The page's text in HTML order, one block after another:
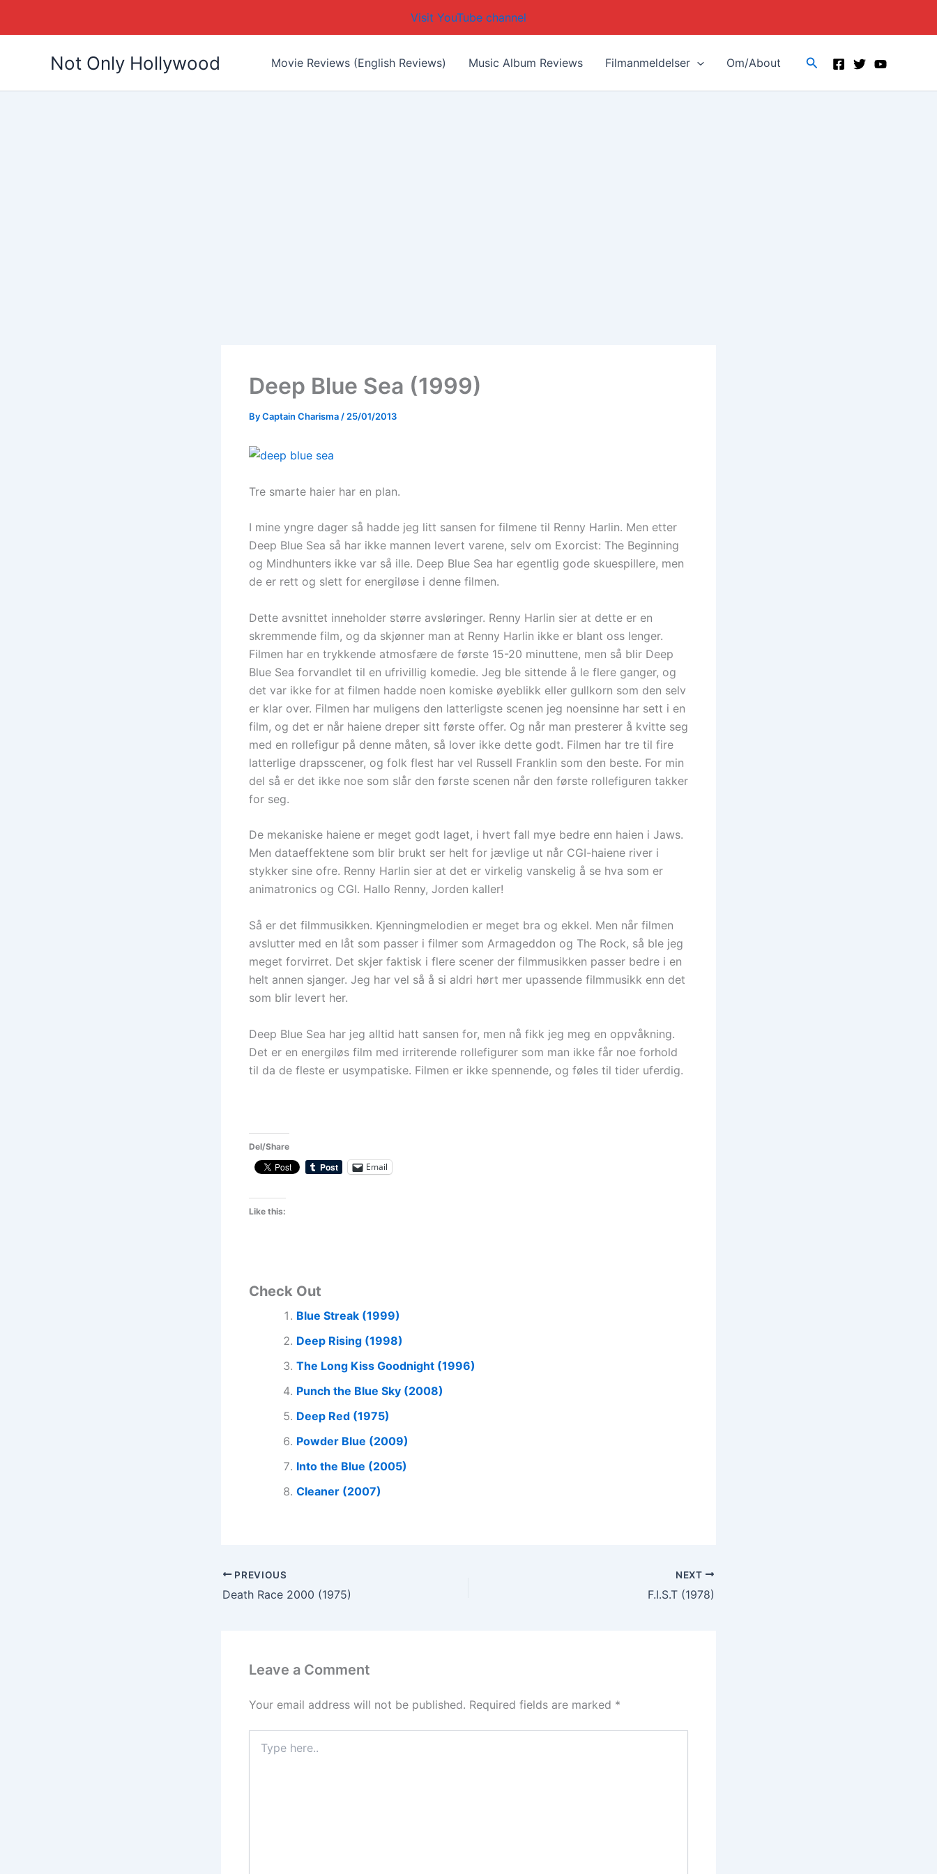
Visit YouTube channel
Not Only Hollywood Movie Reviews (English Reviews) Music Album Reviews Filmanmeldelser Om/About Search
Deep Blue Sea (1999)
ByCaptain Charisma/25/01/2013
Tre smarte haier har en plan.
I mine yngre dager så hadde jeg litt sansen for filmene til Renny Harlin. Men etter
Deep Blue Sea så har ikke mannen levert varene, selv om Exorcist: The Beginning
og Mindhunters ikke var så ille. Deep Blue Sea har egentlig gode skuespillere, men
de er rett og slett for energiløse i denne filmen.
Dette avsnittet inneholder større avsløringer. Renny Harlin sier at dette er en
skremmende film, og da skjønner man at Renny Harlin ikke er blant oss lenger.
Filmen har en trykkende atmosfære de første 15-20 minuttene, men så blir Deep
Blue Sea forvandlet til en ufrivillig komedie. Jeg ble sittende å le flere ganger, og
det var ikke for at filmen hadde noen komiske øyeblikk eller gullkorn som den selv
er klar over. Filmen har muligens den latterligste scenen jeg noensinne har sett i en
film, og det er når haiene dreper sitt første offer. Og når man presterer å kvitte seg
med en rollefigur på denne måten, så lover ikke dette godt. Filmen har tre til fire
latterlige drapsscener, og folk flest har vel Russell Franklin som den beste. For min
del så er det ikke noe som slår den første scenen når den første rollefiguren takker
for seg.
De mekaniske haiene er meget godt laget, i hvert fall mye bedre enn haien i Jaws.
Men dataeffektene som blir brukt ser helt for jævlige ut når CGI-haiene river i
stykker sine ofre. Renny Harlin sier at det er virkelig vanskelig å se hva som er
animatronics og CGI. Hallo Renny, Jorden kaller!
Så er det filmmusikken. Kjenningmelodien er meget bra og ekkel. Men når filmen
avslutter med en låt som passer i filmer som Armageddon og The Rock, så ble jeg
meget forvirret. Det skjer faktisk i flere scener der filmmusikken passer bedre i en
helt annen sjanger. Jeg har vel så å si aldri hørt mer upassende filmmusikk enn det
som blir levert her.
Deep Blue Sea har jeg alltid hatt sansen for, men nå fikk jeg meg en oppvåkning.
Det er en energiløs film med irriterende rollefigurer som man ikke får noe forhold
til da de fleste er usympatiske. Filmen er ikke spennende, og føles til tider uferdig.
Del/Share
Email
Like this:
Check Out
Blue Streak (1999)
Deep Rising (1998)
The Long Kiss Goodnight (1996)
Punch the Blue Sky (2008)
Deep Red (1975)
Powder Blue (2009)
Into the Blue (2005)
Cleaner (2007)
PREVIOUS
Death Race 2000 (1975)
NEXT
F.I.S.T (1978)
Leave a Comment
Your email address will not be published. Required fields are marked *
here..